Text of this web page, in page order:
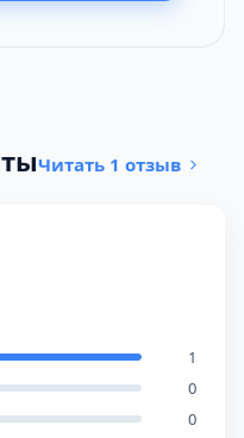
Читать 1 отзыв
1
0
0